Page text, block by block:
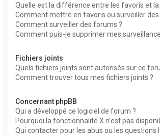
Quelle est la différence entre les favoris et la
Comment mettre en favoris ou surveiller des
Comment surveiller des forums ?
Comment puis-je supprimer mes
Fichiers joints
Quels fichiers joints sont autorisés sur ce
Comment trouver tous mes fichiers joints ?
Concernant phpBB
Qui a développé ce logiciel de forum ?
Pourquoi la fonctionnalité X n’est pas
Qui contacter pour les abus ou les questions